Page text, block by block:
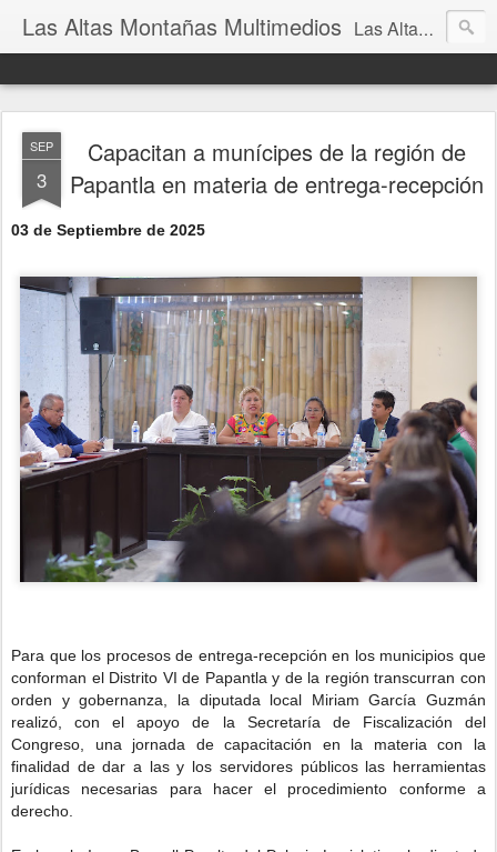
Las Altas Montañas Multimedios Las Altas Montañas Multimedios
SEP
3
Capacitan a munícipes de la región de
Papantla en materia de entrega-recepción
03 de Septiembre de 2025
Para que los procesos de entrega-recepción en los municipios que
conforman el Distrito VI de Papantla y de la región transcurran con
orden y gobernanza, la diputada local Miriam García Guzmán
realizó, con el apoyo de la Secretaría de Fiscalización del
Congreso, una jornada de capacitación en la materia con la
finalidad de dar a las y los servidores públicos las herramientas
jurídicas necesarias para hacer el procedimiento conforme a
derecho.